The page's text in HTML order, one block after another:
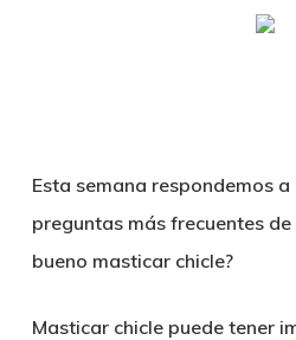
Esta semana respondemos
preguntas más frecuentes
bueno masticar chicle?
Masticar chicle puede tener